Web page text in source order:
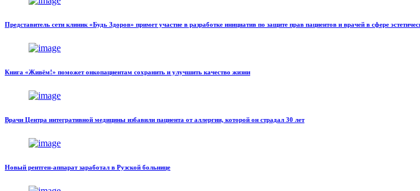
Представитель сети клиник «Будь Здоров» примет участие в разработке инициатив по защите прав пациентов и врачей в сфере
Книга «Живём!» поможет онкопациентам сохранить и улучшить качество жизни
Врачи Центра интегративной медицины избавили пациента от аллергии, которой он страдал 30 лет
Новый рентген-аппарат заработал в Рузской больнице